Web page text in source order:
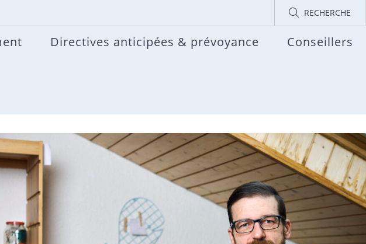
RECHERCHE
Directives anticipées & prévoyance Conseillers